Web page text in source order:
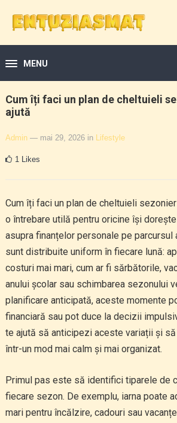
MENU
Cum îți faci un plan de cheltuieli
ajută
Admin — mai 29, 2026 in Lifestyle
1 Likes
Cum îți faci un plan de cheltuieli
o întrebare utilă pentru oricine își
asupra finanțelor personale pe parcursul
sunt distribuite uniform în fiecare lună:
costuri mai mari, cum ar fi sărbătorile,
anului școlar sau schimbarea sezonului
planificare anticipată, aceste momente
financiară sau pot duce la decizii
te ajută să anticipezi aceste variații și
într-un mod mai calm și mai organizat.
Primul pas este să identifici tiparele de
fiecare sezon. De exemplu, iarna poate
mari pentru încălzire, cadouri sau